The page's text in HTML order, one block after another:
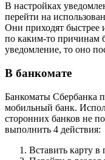
В настройках
перейти на
Они приходят быстрее
по каким-то причинам
уведомление, то оно
В банкомате
Банкоматы Сбербанка
мобильный банк.
сторонних банков не
выполнить 4 действия:
Вставить карту